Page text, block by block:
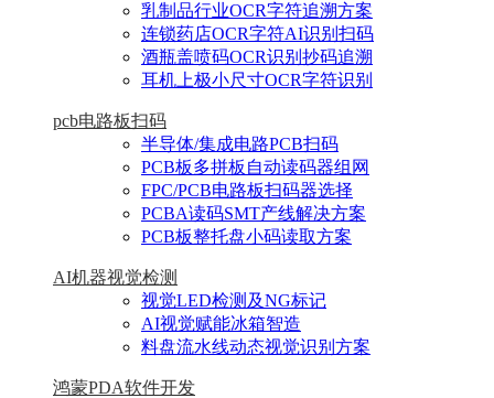
乳制品行业OCR字符追溯方案
连锁药店OCR字符AI识别扫码
酒瓶盖喷码OCR识别抄码追溯
耳机上极小尺寸OCR字符识别
pcb电路板扫码
半导体/集成电路PCB扫码
PCB板多拼板自动读码器组网
FPC/PCB电路板扫码器选择
PCBA读码SMT产线解决方案
PCB板整托盘小码读取方案
AI机器视觉检测
视觉LED检测及NG标记
AI视觉赋能冰箱智造
料盘流水线动态视觉识别方案
鸿蒙PDA软件开发